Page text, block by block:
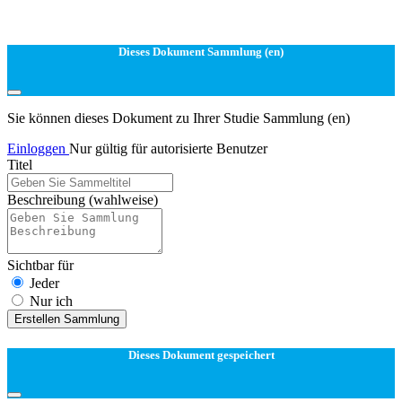
Dieses Dokument Sammlung (en)
Sie können dieses Dokument zu Ihrer Studie Sammlung (en)
Einloggen Nur gültig für autorisierte Benutzer
Titel
Beschreibung (wahlweise)
Sichtbar für
Jeder
Nur ich
Erstellen Sammlung
Dieses Dokument gespeichert